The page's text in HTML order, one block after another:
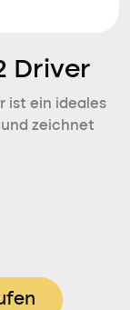
Driver
ist ein ideales
zeichnet